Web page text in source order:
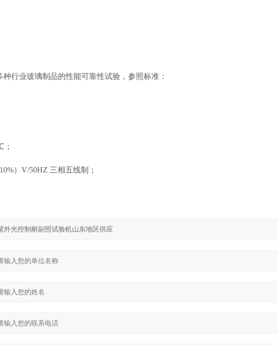
行业玻璃制品的性能可靠性试验，参照标准：
）V/50HZ 三相五线制；